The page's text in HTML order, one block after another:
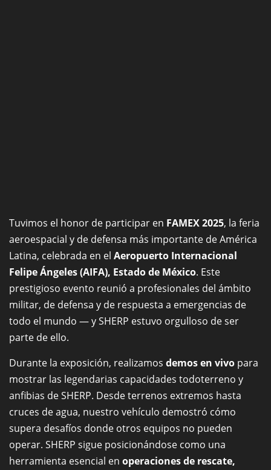
Tuvimos el honor de participar en FAMEX 2025, la feria
aeroespacial y de defensa más importante de América
Latina, celebrada en el Aeropuerto Internacional
Felipe Ángeles (AIFA), Estado de México. Este
prestigioso evento reunió a profesionales del ámbito
militar, de defensa y de respuesta a emergencias de
todo el mundo — y SHERP estuvo orgulloso de ser
parte de ello.
Durante la exposición, realizamos demos en vivo para
mostrar las legendarias capacidades todoterreno y
anfibias de SHERP. Desde terrenos extremos hasta
cruces de agua, nuestro vehículo demostró cómo
supera desafíos donde otros equipos no pueden
operar. SHERP sigue posicionándose como una
herramienta esencial en operaciones de rescate,